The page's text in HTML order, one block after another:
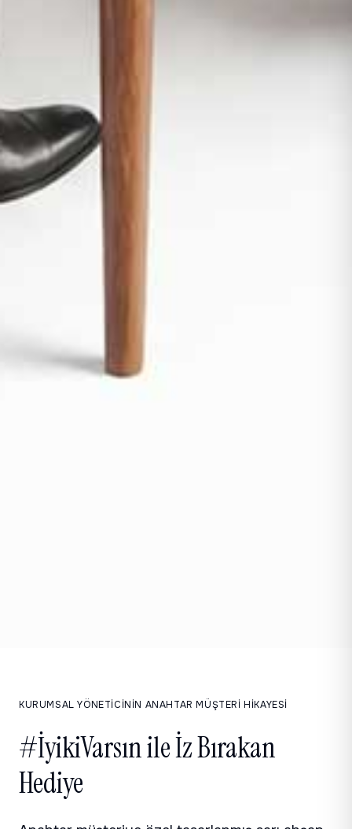
KURUMSAL YÖNETICININ ANAHTAR MÜŞTERI HIKAYESI
#İyikiVarsın ile İz Bırakan
Hediye